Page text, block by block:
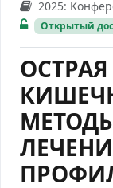
2025:
Открытый